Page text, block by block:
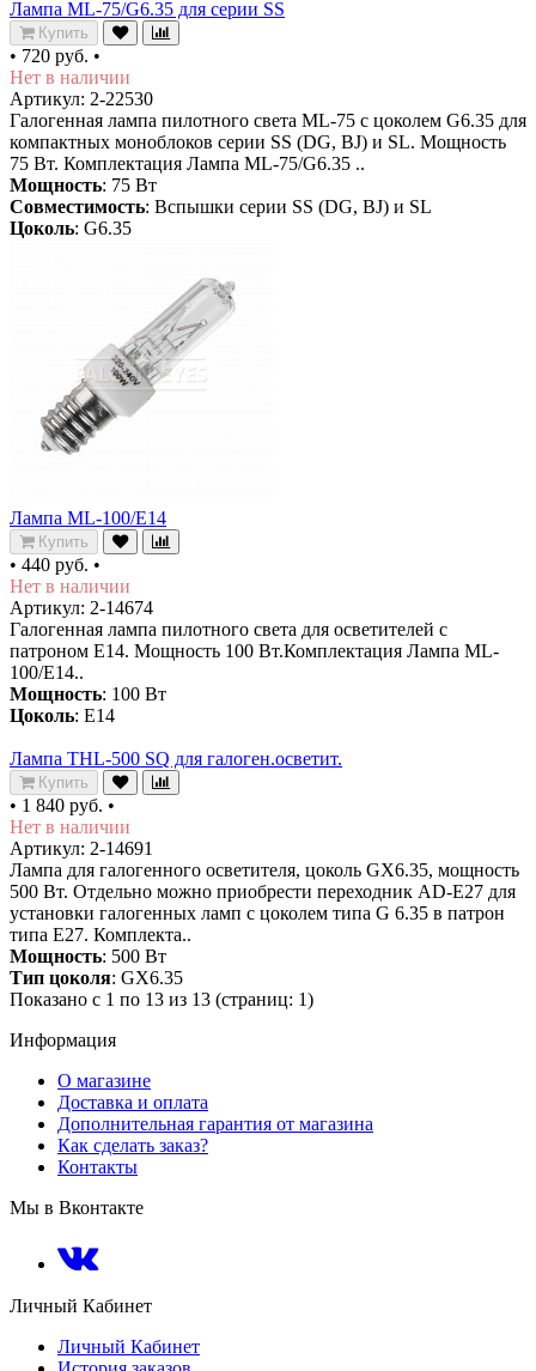
Лампа ML-75/G6.35 для серии SS
Купить
• 720 руб. •
Нет в наличии
Артикул: 2-22530
Галогенная лампа пилотного света ML-75 с цоколем G6.35 для
компактных моноблоков серии SS (DG, BJ) и SL. Мощность
75 Вт. Комплектация Лампа ML-75/G6.35 ..
Мощность: 75 Вт
Совместимость: Вспышки серии SS (DG, BJ) и SL
Цоколь: G6.35
Лампа ML-100/E14
Купить
• 440 руб. •
Нет в наличии
Артикул: 2-14674
Галогенная лампа пилотного света для осветителей с
патроном Е14. Мощность 100 Вт.Комплектация Лампа ML-
100/E14..
Мощность: 100 Вт
Цоколь: E14
Лампа THL-500 SQ для галоген.осветит.
Купить
• 1 840 руб. •
Нет в наличии
Артикул: 2-14691
Лампа для галогенного осветителя, цоколь GX6.35, мощность
500 Вт. Отдельно можно приобрести переходник AD-E27 для
установки галогенных ламп с цоколем типа G 6.35 в патрон
типа Е27. Комплекта..
Мощность: 500 Вт
Тип цоколя: GX6.35
Показано с 1 по 13 из 13 (страниц: 1)
Информация
О магазине
Доставка и оплата
Дополнительная гарантия от магазина
Как сделать заказ?
Контакты
Мы в Вконтакте
Личный Кабинет
Личный Кабинет